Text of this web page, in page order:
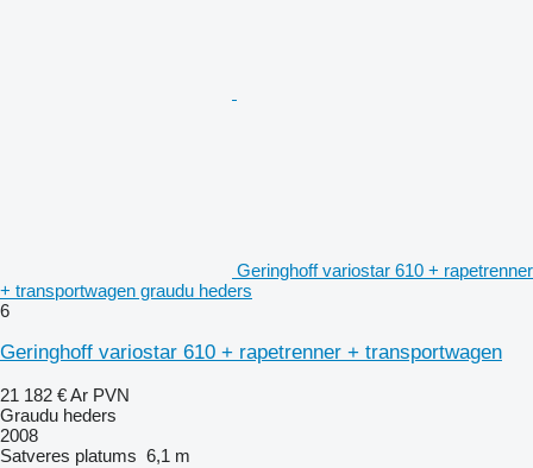
Geringhoff variostar 610 + rapetrenner
+ transportwagen graudu heders
6
Geringhoff variostar 610 + rapetrenner + transportwagen
21 182 €Ar PVN
Graudu heders
2008
Satveres platums 6,1 m